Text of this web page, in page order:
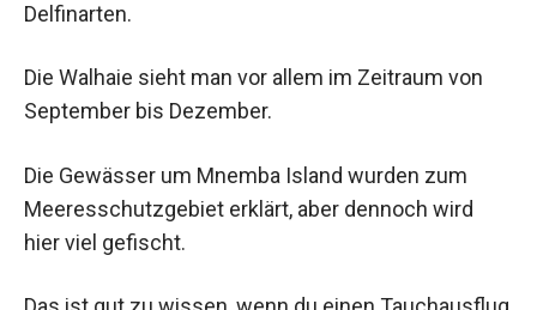
Delfinarten.
Die Walhaie sieht man vor allem im Zeitraum von
September bis Dezember.
Die Gewässer um Mnemba Island wurden zum
Meeresschutzgebiet erklärt, aber dennoch wird
hier viel gefischt.